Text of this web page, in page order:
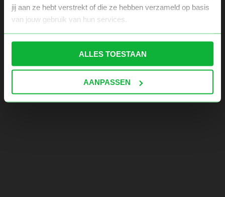
jij aan ze hebt verstrekt of die ze hebben verzameld op basis
van jouw gebruik van hun services.
ALLES TOESTAAN
AANPASSEN